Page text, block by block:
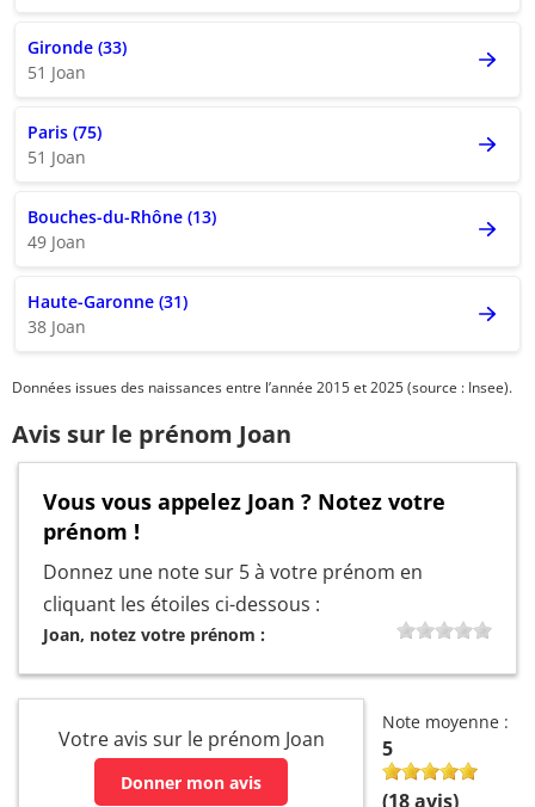
Gironde (33)
51 Joan
Paris (75)
51 Joan
Bouches-du-Rhône (13)
49 Joan
Haute-Garonne (31)
38 Joan
Données issues des naissances entre l’année 2015 et 2025 (source : Insee).
Avis sur le prénom Joan
Vous vous appelez Joan ? Notez votre
prénom !
Donnez une note sur 5 à votre prénom en
cliquant les étoiles ci-dessous :
Joan, notez votre prénom :
Votre avis sur le prénom Joan
Donner mon avis
Note moyenne :
5
(18avis)